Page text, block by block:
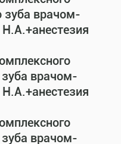
зуба врачом-
зуба врачом-
зуба врачом-